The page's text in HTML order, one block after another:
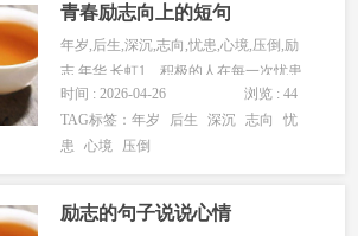
青春励志向上的短句
年岁,后生,深沉,志向,忧患,心境,压倒,励
志,年华,长虹1、积极的人在每一次忧患
中都看到一个机会，...
时间 : 2026-04-26
浏览 : 44
TAG标签：年岁 后生 深沉 志向
忧
患
心境 压倒
励志的句子说说心情